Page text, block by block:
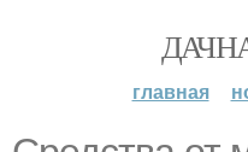
главная